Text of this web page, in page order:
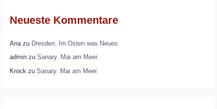
Neueste Kommentare
Anazu Dresden. Im Osten was Neues.
adminzu Sanary. Mai am Meer.
Krock zu Sanary. Mai am Meer.